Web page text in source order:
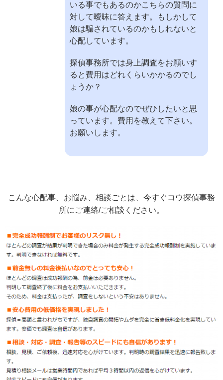
いる事でもあるのかこちらの質問に
対して曖昧に答えます。もしかして
娘は騙されているのかもしれないと
心配しています。
探偵事務所では身上調査をお願いす
ると費用はどれくらいかかるのでし
ょうか？
娘の事が心配なのでぜひしたいと思
っています。費用を教えて下さい。
お願いします。
こんな心配事、お悩み、相談ごとは、今すぐコウ探偵事務
所にご連絡/ご相談ください。